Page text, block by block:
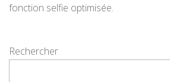
fonction selfie optimisée.
Rechercher